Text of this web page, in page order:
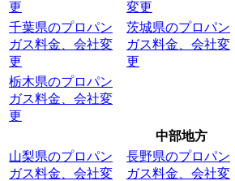
更
変更
千葉県のプロパン
ガス料金、会社変
更
茨城県のプロパン
ガス料金、会社変
更
栃木県のプロパン
ガス料金、会社変
更
中部地方
山梨県のプロパン
ガス料金、会社変
長野県のプロパン
ガス料金、会社変